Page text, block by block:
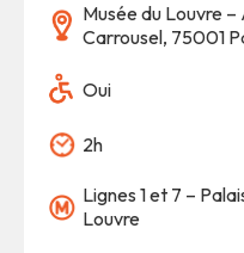
Musée du Louvre
Carrousel, 75001
Oui
2h
Lignes 1 et 7 –
Louvre